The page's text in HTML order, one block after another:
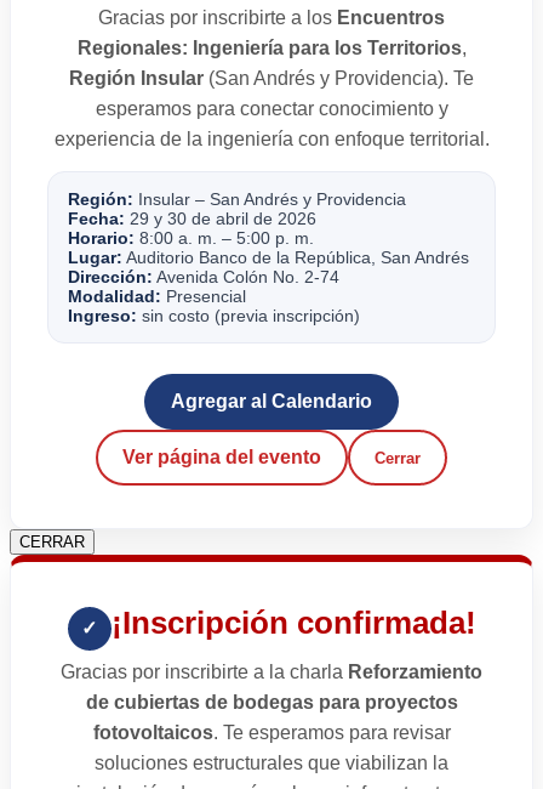
Gracias por inscribirte a los Encuentros
Regionales: Ingeniería para los Territorios,
Región Insular (San Andrés y Providencia). Te
esperamos para conectar conocimiento y
experiencia de la ingeniería con enfoque territorial.
Región: Insular – San Andrés y Providencia
Fecha: 29 y 30 de abril de 2026
Horario: 8:00 a. m. – 5:00 p. m.
Lugar: Auditorio Banco de la República, San Andrés
Dirección: Avenida Colón No. 2-74
Modalidad: Presencial
Ingreso: sin costo (previa inscripción)
Agregar al Calendario
Ver página del evento Cerrar
CERRAR
✓ ¡Inscripción confirmada!
Gracias por inscribirte a la charla Reforzamiento
de cubiertas de bodegas para proyectos
fotovoltaicos. Te esperamos para revisar
soluciones estructurales que viabilizan la